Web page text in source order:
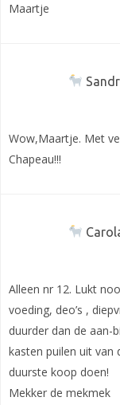
Maartje
Wow,Maartje. Met
Chapeau!!!
Alleen nr 12. Lukt
voeding, deo’s ,
duurder dan de aan-
kasten puilen uit van
duurste koop doen!
Mekker de mekmek